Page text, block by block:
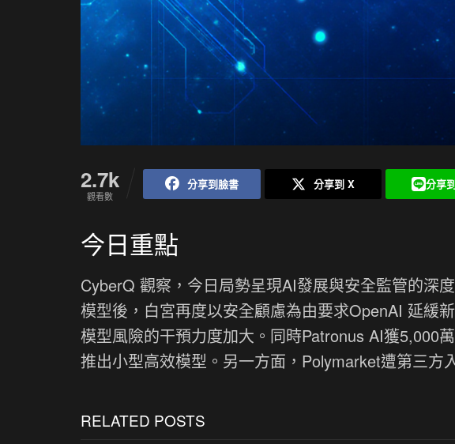
2.7k
觀看數
分享到臉書 分享到 X 分享
今日重點
CyberQ 觀察，今日局勢呈現AI發展與安全監管的深
模型後，白宮再度以安全顧慮為由要求OpenAI 延緩
模型風險的干預力度加大。同時Patronus AI獲5,000
推出小型高效模型。另一方面，Polymarket遭第三方
RELATED POSTS